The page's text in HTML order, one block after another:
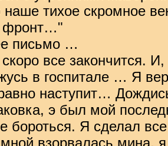
тихое скромное
фронт…"
письмо …
все закончится.
в госпитале … Я
наступит…
э был мой
бороться. Я сделал
взорвалась мина,